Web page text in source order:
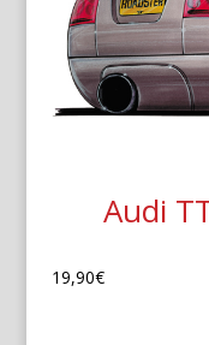
Audi
19,90€